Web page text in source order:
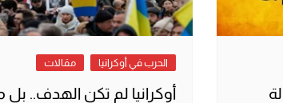
الحرب في أوكرانيا مقالات
أوكرانيا لم تكن الهدف..